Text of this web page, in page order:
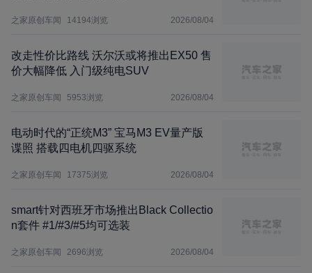
之家原创车闻 14194浏览 2026/08/04
改走性价比路线 沃尔沃或将推出EX50 售
价大幅降低 入门级纯电SUV
之家原创车闻 5953浏览 2026/08/04
电动时代的“正统M3” 宝马M3 EV量产版
谍照 搭载四电机四驱系统
之家原创车闻 17375浏览 2026/08/04
smart针对西班牙市场推出Black Collectio
n套件 #1/#3/#5均可选装
之家原创车闻 2696浏览 2026/08/04